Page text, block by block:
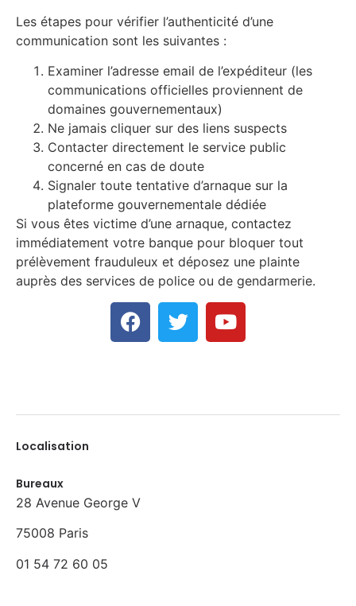
Les étapes pour vérifier l’authenticité d’une
communication sont les suivantes :
Examiner l’adresse email de l’expéditeur (les
communications officielles proviennent de
domaines gouvernementaux)
Ne jamais cliquer sur des liens suspects
Contacter directement le service public
concerné en cas de doute
Signaler toute tentative d’arnaque sur la
plateforme gouvernementale dédiée
Si vous êtes victime d’une arnaque, contactez
immédiatement votre banque pour bloquer tout
prélèvement frauduleux et déposez une plainte
auprès des services de police ou de gendarmerie.
Localisation
Bureaux
28 Avenue George V
75008 Paris
01 54 72 60 05